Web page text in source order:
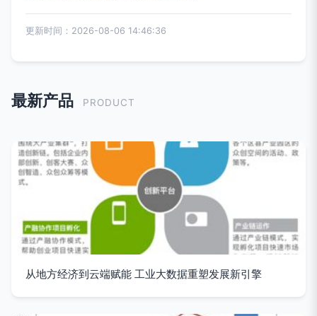
更新时间：2026-08-06 14:46:36
最新产品 PRODUCT
从地方经济到云端赋能 工业大数据重塑发展新引擎